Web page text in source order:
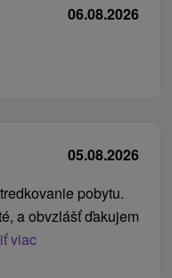
06.08.2026
05.08.2026
pobytu.
a obvzlášť ďakujem
viac